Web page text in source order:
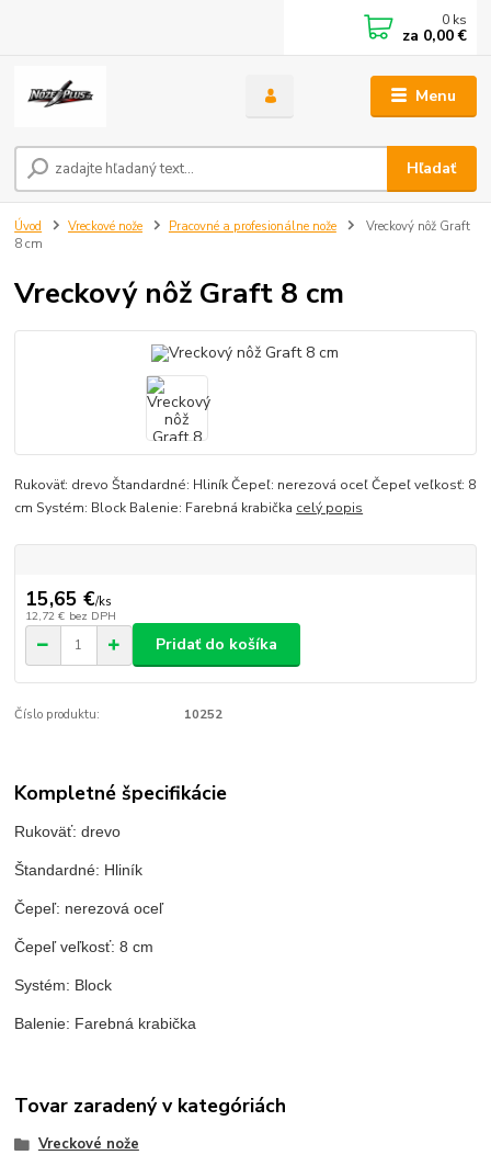
Menu
Hľadať
0 ks
za 0,00 €
Úvod Vreckové nože Pracovné a profesionálne nože
Vreckový nôž Graft
8 cm
Vreckový nôž Graft 8 cm
Rukoväť: drevo Štandardné: Hliník Čepeľ: nerezová oceľ Čepeľ veľkosť: 8
cm Systém: Block Balenie: Farebná krabička celý popis
15,65 €/ks
12,72 € bez DPH
Pridať do košíka
Číslo produktu: 10252
Kompletné špecifikácie
Rukoväť: drevo
Štandardné: Hliník
Čepeľ: nerezová oceľ
Čepeľ veľkosť: 8 cm
Systém: Block
Balenie: Farebná krabička
Tovar zaradený v kategóriách
Vreckové nože